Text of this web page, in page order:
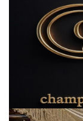
Local Elections
Elections 2023